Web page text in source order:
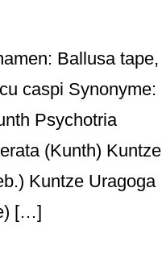
Ballusa tape,
caspi Synonyme:
Psychotria
(Kunth) Kuntze
Kuntze Uragoga
[…]